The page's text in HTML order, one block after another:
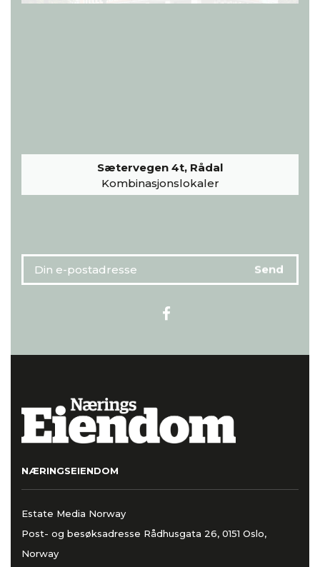
Sætervegen 4t, Rådal
Kombinasjonslokaler
NÆRINGSEIENDOM
Estate Media Norway
Post- og besøksadresse Rådhusgata 26, 0151 Oslo,
Norway